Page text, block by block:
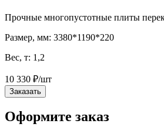
Прочные многопустотные плиты
Размер, мм: 3380*1190*220
Вес, т: 1,2
10 330 ₽/шт
Заказать
Оформите заказ